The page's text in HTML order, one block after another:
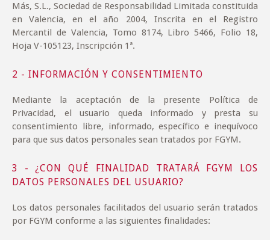
Más, S.L., Sociedad de Responsabilidad Limitada constituida
en Valencia, en el año 2004, Inscrita en el Registro
Mercantil de Valencia, Tomo 8174, Libro 5466, Folio 18,
Hoja V-105123, Inscripción 1ª.
2 - INFORMACIÓN Y CONSENTIMIENTO
Mediante la aceptación de la presente Política de
Privacidad, el usuario queda informado y presta su
consentimiento libre, informado, específico e inequívoco
para que sus datos personales sean tratados por FGYM.
3 - ¿CON QUÉ FINALIDAD TRATARÁ FGYM LOS
DATOS PERSONALES DEL USUARIO?
Los datos personales facilitados del usuario serán tratados
por FGYM conforme a las siguientes finalidades: